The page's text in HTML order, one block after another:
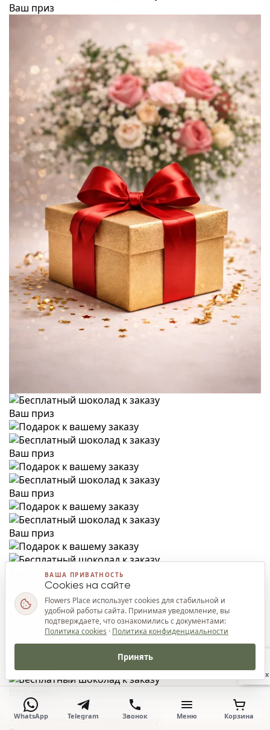
Ваш приз
Ваш приз
Ваш приз
Ваш приз
Ваш приз
Ваш приз
Ваш приз
WhatsApp Telegram Звонок Меню Корзина
Наверх
ВАША ПРИВАТНОСТЬ
Cookies на сайте
Flowers Place использует cookies для стабильной и
удобной работы сайта. Принимая уведомление, вы
подтверждаете, что ознакомились с документами:
Политика cookies · Политика конфиденциальности
Принять